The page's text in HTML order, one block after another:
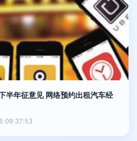
半年征意见 网络预约出租汽车经
09:37:53